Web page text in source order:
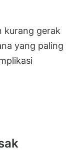
kurang gerak
yang paling